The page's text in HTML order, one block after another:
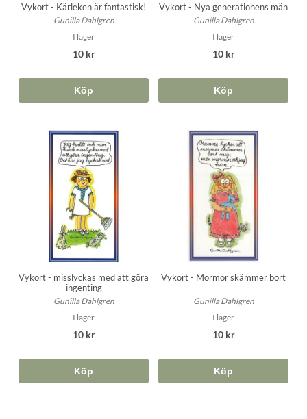
Vykort - Kärleken är fantastisk!
Gunilla Dahlgren
I lager
10 kr
Köp
Vykort - Nya generationens män
Gunilla Dahlgren
I lager
10 kr
Köp
Vykort - misslyckas med att göra
ingenting
Gunilla Dahlgren
I lager
10 kr
Köp
Vykort - Mormor skämmer bort
Gunilla Dahlgren
I lager
10 kr
Köp